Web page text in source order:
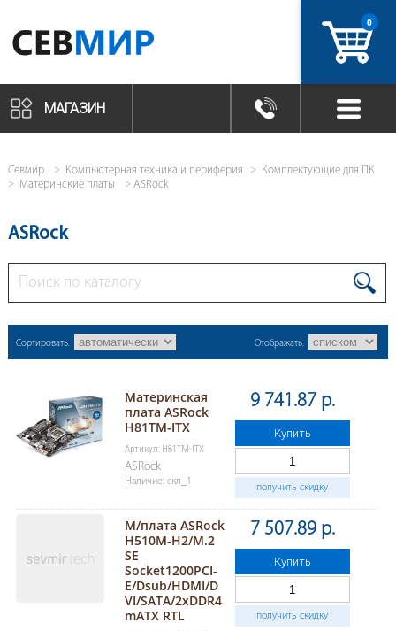
0
МАГАЗИН
Севмир Компьютерная техника и периферия
Комплектующие для ПК
Материнские платы
ASRock
ASRock
Сортировать: Отображать:
Материнская
плата ASRock
H81TM-ITX
Артикул: H81TM-ITX
ASRock
Наличие: скл_1
9 741.87 р.
Купить
получить скидку
М/плата ASRock
H510M-H2/M.2
SE
Socket1200PCI-
E/Dsub/HDMI/D
VI/SATA/2хDDR4
mATX RTL
7 507.89 р.
Купить
получить скидку